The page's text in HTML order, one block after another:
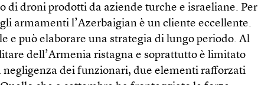
di droni prodotti da aziende turche e israeliane. Per
armamenti l’Azerbaigian è un cliente eccellente.
e può elaborare una strategia di lungo periodo. Al
dell’Armenia ristagna e soprattutto è limitato
negligenza dei funzionari, due elementi rafforzati